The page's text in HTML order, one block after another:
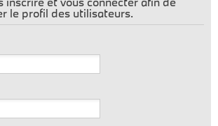
le profil des utilisateurs.